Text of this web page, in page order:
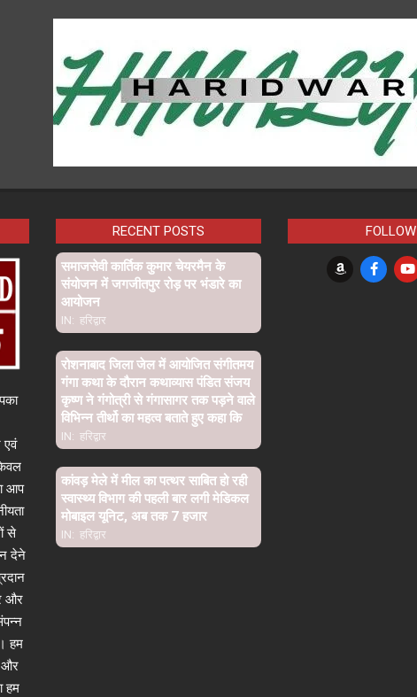
एवं
आप
से
देने
और
हम
और
हम
RECENT POSTS
समाजसेवी कार्तिक कुमार चेयरमैन के
संयोजन में जगजीतपुर रोड़ पर भंडारे का
आयोजन
IN: हरिद्वार
रोशनाबाद जिला जेल में आयोजित संगीतमय
गंगा कथा के दौरान कथाव्यास पंडित संजय
कृष्ण ने गंगोत्री से गंगासागर तक पड़ने वाले
विभिन्न तीर्थो का महत्व बताते हुए कहा कि
IN: हरिद्वार
कांवड़ मेले में मील का पत्थर साबित हो रही
स्वास्थ्य विभाग की पहली बार लगी मेडिकल
मोबाइल यूनिट, अब तक 7 हजार
IN: हरिद्वार
FOLLOW